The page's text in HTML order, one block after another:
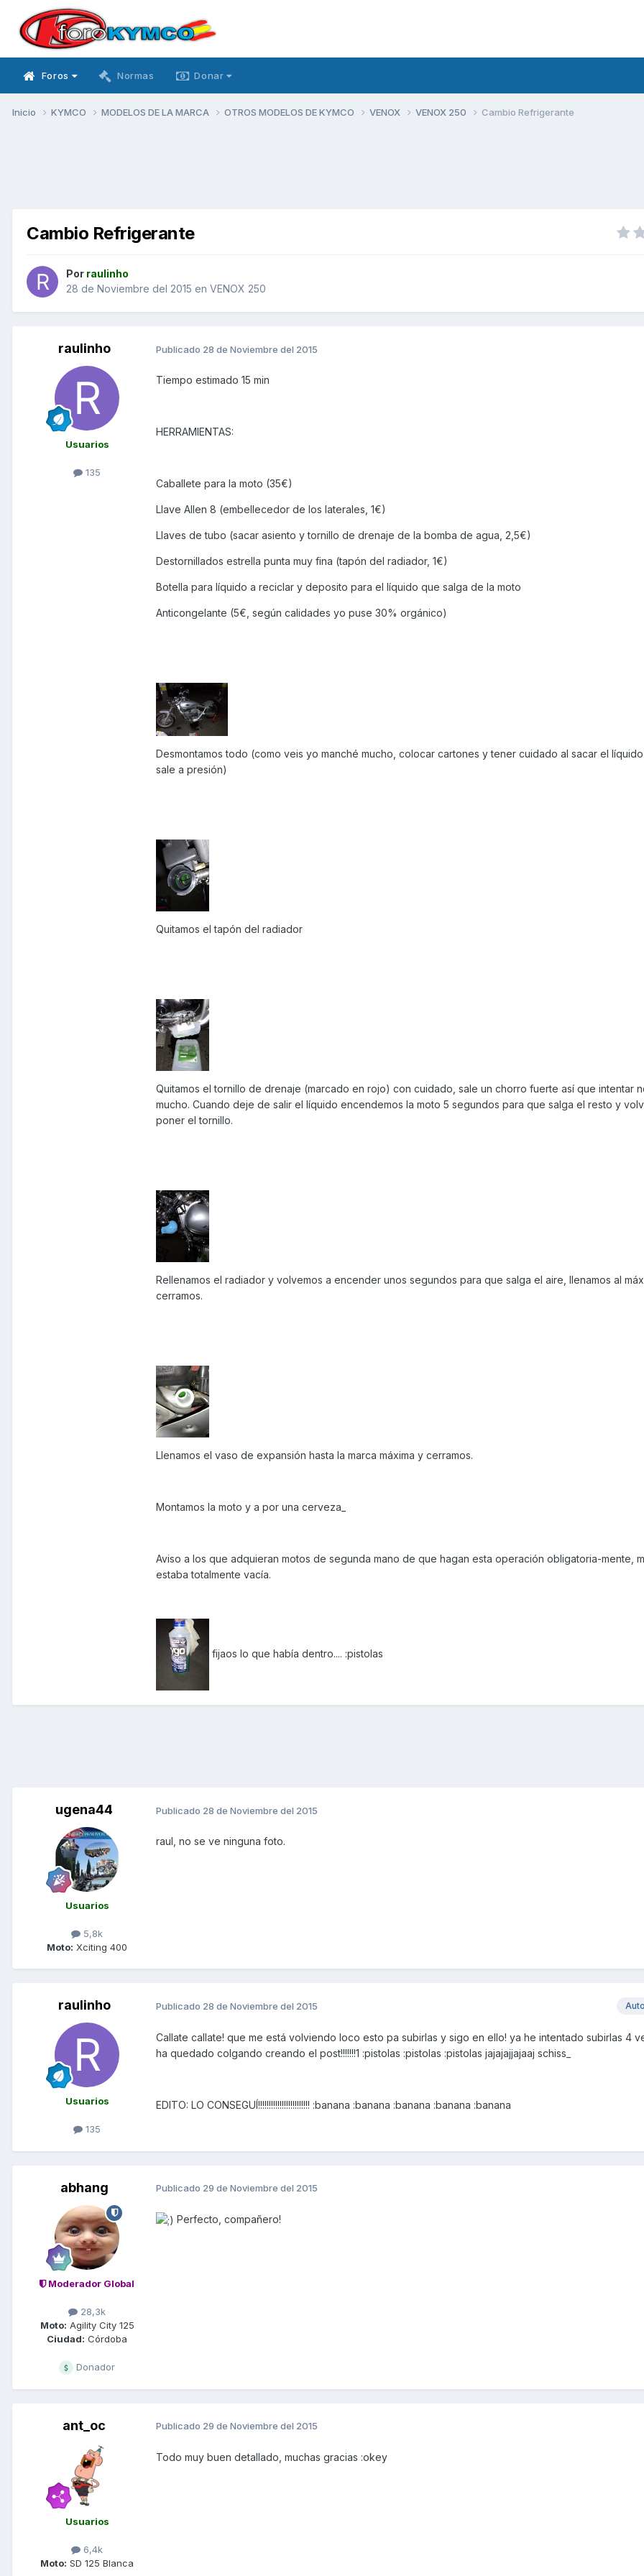
Foros Normas Donar
Inicio KYMCO MODELOS DE LA MARCA OTROS MODELOS DE KYMCO VENOX VENOX 250 Cambio Refrigerante
Cambio Refrigerante
Por raulinho
28 de Noviembre del 2015 en VENOX 250
raulinho
Usuarios
135
Publicado 28 de Noviembre del 2015
Tiempo estimado 15 min
HERRAMIENTAS:
Caballete para la moto (35€)
Llave Allen 8 (embellecedor de los laterales, 1€)
Llaves de tubo (sacar asiento y tornillo de drenaje de la bomba de agua, 2,5€)
Destornillados estrella punta muy fina (tapón del radiador, 1€)
Botella para líquido a reciclar y deposito para el líquido que salga de la moto
Anticongelante (5€, según calidades yo puse 30% orgánico)
Desmontamos todo (como veis yo manché mucho, colocar cartones y tener cuidado al sacar el
sale a presión)
Quitamos el tapón del radiador
Quitamos el tornillo de drenaje (marcado en rojo) con cuidado, sale un chorro fuerte así que intentar
mucho. Cuando deje de salir el líquido encendemos la moto 5 segundos para que salga el resto y
poner el tornillo.
Rellenamos el radiador y volvemos a encender unos segundos para que salga el aire, llenamos al
cerramos.
Llenamos el vaso de expansión hasta la marca máxima y cerramos.
Montamos la moto y a por una cerveza_
Aviso a los que adquieran motos de segunda mano de que hagan esta operación obligatoria-mente,
estaba totalmente vacía.
fijaos lo que había dentro.... :pistolas
ugena44
Usuarios
5,8k
Moto: Xciting 400
Publicado 28 de Noviembre del 2015
raul, no se ve ninguna foto.
raulinho
Usuarios
135
Publicado 28 de Noviembre del 2015
Callate callate! que me está volviendo loco esto pa subirlas y sigo en ello! ya he intentado subirlas 4
ha quedado colgando creando el post!!!!!!!1 :pistolas :pistolas :pistolas jajajajjajaaj schiss_
EDITO: LO CONSEGUÍ!!!!!!!!!!!!!!!!!!!!!!!! :banana :banana :banana :banana :banana
abhang
Moderador Global
28,3k
Moto: Agility City 125
Ciudad: Córdoba
Donador
Publicado 29 de Noviembre del 2015
Perfecto, compañero!
ant_oc
Usuarios
6,4k
Moto: SD 125 Blanca
Publicado 29 de Noviembre del 2015
Todo muy buen detallado, muchas gracias :okey